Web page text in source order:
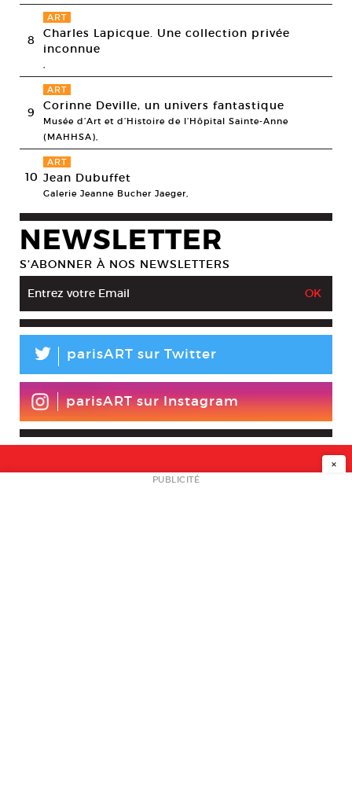
8
ART
Charles Lapicque. Une collection privée
inconnue
,
9
ART
Corinne Deville, un univers fantastique
Musée d’Art et d’Histoire de l’Hôpital Sainte-Anne
(MAHHSA),
10
ART
Jean Dubuffet
Galerie Jeanne Bucher Jaeger,
NEWSLETTER
S’ABONNER À NOS NEWSLETTERS
L parisART sur Twitter
parisART sur Instagram
NEWSLETTER
×
PUBLICITÉ